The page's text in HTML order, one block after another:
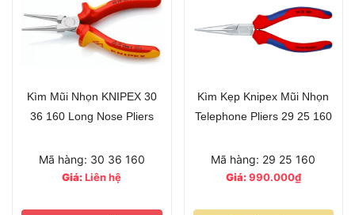
Kìm Mũi Nhọn KNIPEX 30
36 160 Long Nose Pliers
Mã hàng: 30 36 160
Giá:Liên hệ
Kìm Kẹp Knipex Mũi Nhọn
Telephone Pliers 29 25 160
Mã hàng: 29 25 160
Giá:990.000₫